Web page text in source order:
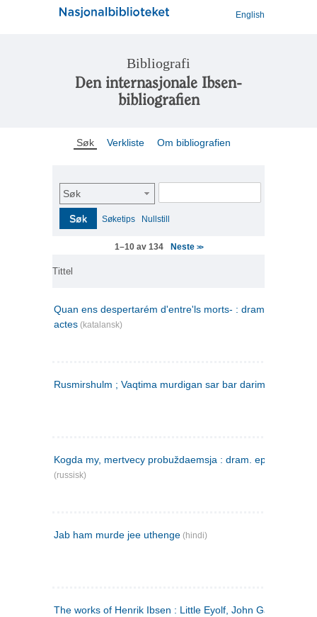
English
Bibliografi
Den internasjonale Ibsen-
bibliografien
Søk Verkliste Om bibliografien
Søk
Søk Søketips Nullstill
1–10 av 134 Neste >>
Tittel
Quan ens despertarém d'entre'ls morts- : drama en tres
actes (katalansk)
Rusmirshulm ; Vaqtima murdigan sar bar darim
Kogda my, mertvecy probuždaemsja : dram. epilog v 3 d
(russisk)
Jab ham murde jee uthenge (hindi)
The works of Henrik Ibsen : Little Eyolf, John Gabriel